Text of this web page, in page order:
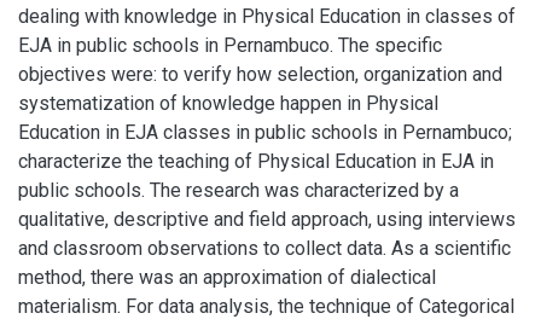
dealing with knowledge in Physical Education in classes of
EJA in public schools in Pernambuco. The specific
objectives were: to verify how selection, organization and
systematization of knowledge happen in Physical
Education in EJA classes in public schools in Pernambuco;
characterize the teaching of Physical Education in EJA in
public schools. The research was characterized by a
qualitative, descriptive and field approach, using interviews
and classroom observations to collect data. As a scientific
method, there was an approximation of dialectical
materialism. For data analysis, the technique of Categorical